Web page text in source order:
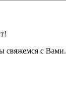
свяжемся с Вами.